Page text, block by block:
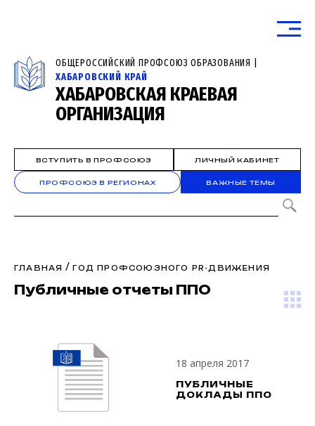
ОБЩЕРОССИЙСКИЙ ПРОФСОЮЗ ОБРАЗОВАНИЯ |
ХАБАРОВСКИЙ КРАЙ
ХАБАРОВСКАЯ КРАЕВАЯ
ОРГАНИЗАЦИЯ
ВСТУПИТЬ В ПРОФСОЮЗ ЛИЧНЫЙ КАБИНЕТ
ПРОФСОЮЗ В РЕГИОНАХ ВАЖНЫЕ ТЕМЫ
ГЛАВНАЯ /ГОД ПРОФСОЮЗНОГО PR-ДВИЖЕНИЯ
Публичные отчеты ППО
18 апреля 2017
ПУБЛИЧНЫЕ
ДОКЛАДЫ ППО